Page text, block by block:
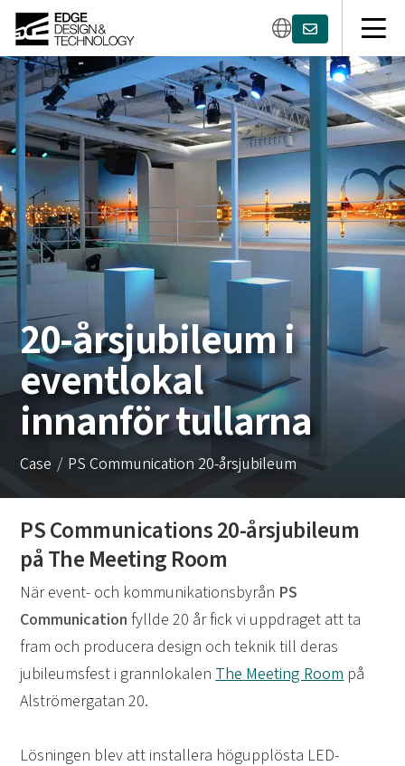
20-årsjubileum i
eventlokal
innanför tullarna
Case PS Communication 20-årsjubileum
PS Communications 20-årsjubileum
på The Meeting Room
När event- och kommunikationsbyrån PS
Communication fyllde 20 år fick vi uppdraget att ta
fram och producera design och teknik till deras
jubileumsfest i grannlokalenThe Meeting Roompå
Alströmergatan 20.
Lösningen blev att installera högupplösta LED-